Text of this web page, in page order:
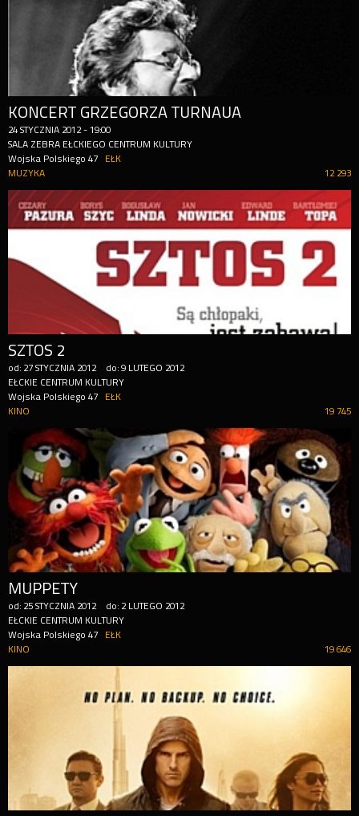
KONCERT GRZEGORZA TURNAUA
24 STYCZNIA 2012 -19:00
SALA ZEBRA EŁCKIEGO CENTRUM KULTURY
Wojska Polskiego 47
EŁK
12 293
MUZYKA
SZTOS 2
od: 27 STYCZNIA 2012 do:9 LUTEGO 2012
EŁCKIE CENTRUM KULTURY
Wojska Polskiego 47
EŁK
19 745
KINO
MUPPETY
od: 25 STYCZNIA 2012 do: 2 LUTEGO 2012
EŁCKIE CENTRUM KULTURY
Wojska Polskiego 47
EŁK
19 646
KINO